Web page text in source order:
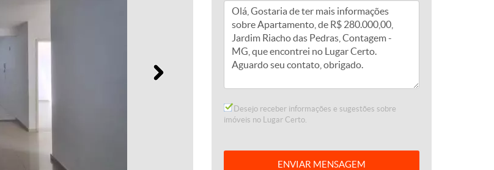
Desejo receber informações e sugestões sobre
imóveis no Lugar Certo.
ENVIAR MENSAGEM